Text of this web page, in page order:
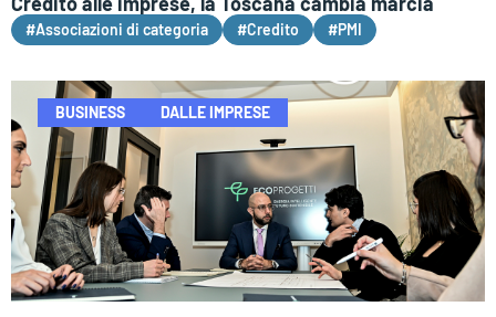
#Associazioni di categoria #Credito #PMI
BUSINESS DALLE IMPRESE